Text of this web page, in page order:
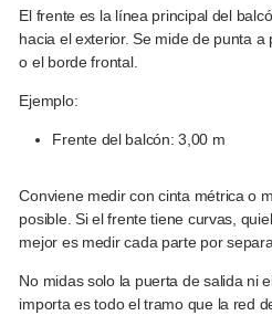
El frente es la línea principal del
hacia el exterior. Se mide de punta
o el borde frontal.
Ejemplo:
Frente del balcón: 3,00 m
Conviene medir con cinta métrica o
posible. Si el frente tiene curvas,
mejor es medir cada parte por
No midas solo la puerta de salida ni
importa es todo el tramo que la red